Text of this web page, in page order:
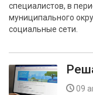
специалистов, в
муниципального
социальные сети.
09